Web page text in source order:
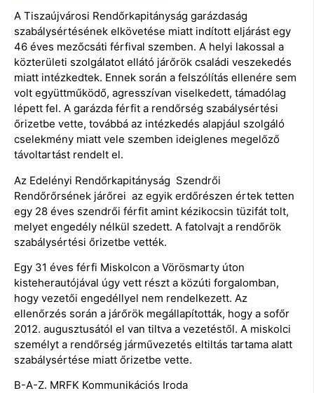
A Tiszaújvárosi Rendőrkapitányság garázdaság
szabálysértésének elkövetése miatt indított eljárást egy
46 éves mezőcsáti férfival szemben. A helyi lakossal a
közterületi szolgálatot ellátó járőrök családi veszekedés
miatt intézkedtek. Ennek során a felszólítás ellenére sem
volt együttműködő, agresszívan viselkedett, támadólag
lépett fel. A garázda férfit a rendőrség szabálysértési
őrizetbe vette, továbbá az intézkedés alapjául szolgáló
cselekmény miatt vele szemben ideiglenes megelőző
távoltartást rendelt el.
Az Edelényi Rendőrkapitányság Szendrői
Rendőrőrsének járőrei az egyik erdőrészen értek tetten
egy 28 éves szendrői férfit amint kézikocsin tüzifát tolt,
melyet engedély nélkül szedett. A fatolvajt a rendőrök
szabálysértési őrizetbe vették.
Egy 31 éves férfi Miskolcon a Vörösmarty úton
kisteherautójával úgy vett részt a közúti forgalomban,
hogy vezetői engedéllyel nem rendelkezett. Az
ellenőrzés során a járőrök megállapították, hogy a sofőr
2012. augusztusától el van tiltva a vezetéstől. A miskolci
személyt a rendőrség járművezetés eltiltás tartama alatt
szabálysértése miatt őrizetbe vette.
B-A-Z. MRFK Kommunikációs Iroda